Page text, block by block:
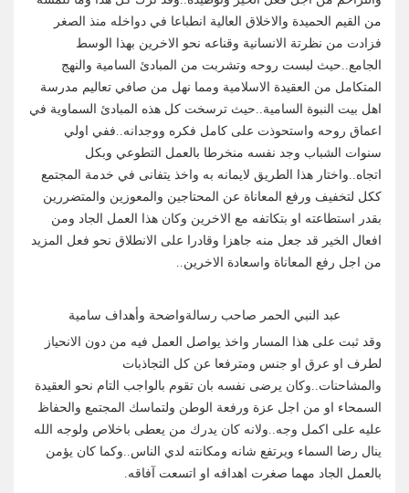
من القيم الحميدة والاخلاق العالية انطباعا في دواخله منذ الصغر
فزادت من نظرتة الانسانية وقناعه نحو الاخرين بهذا الوسط
الجامع..حيث لبست روحه وتشربت من المبادئ السامية والنهج
المتكامل من العقيدة الاسلامية ومما نهل من صافي تعاليم مدرسة
اهل بيت النبوة السامية..حيث ترسخت كل هذه المبادئ السماوية في
اعماق روحه واستحوذت على كامل فكره ووجدانه..ففي اولي
سنوات الشباب وجد نفسه منخرطا بالعمل التطوعي وبكل
اتجاه..واختار هذا الطريق لايمانه به واخذ يتفانى في خدمة المجتمع
ككل لتخفيف ورفع المعاناة عن المحتاجين والمعوزين والمتضررين
بقدر استطاعته او بتكاتفه مع الاخرين وكان هذا العمل الجاد ومن
افعال الخير قد جعل منه جاهزا وقادرا على الانطلاق نحو فعل المزيد
من اجل رفع المعاناة واسعادة الاخرين..
عبد النبي الحمر صاحب رسالةواضحة وأهداف سامية
وقد ثبت على هذا المسار واخذ يواصل العمل فيه من دون الانحياز
لطرف او عرق او جنس ومترفعا عن كل التجاذبات
والمشاحنات..وكان يرضى نفسه بان تقوم بالواجب التام نحو العقيدة
السمحاء او من اجل عزة ورفعة الوطن ولتماسك المجتمع والحفاظ
عليه على اكمل وجه..ولانه كان يدرك من يعطى باخلاص ولوجه الله
ينال رضا السماء ويرتفع شانه ومكانته لدي الناس..وكما كان يؤمن
بالعمل الجاد مهما صغرت اهدافه او اتسعت آفاقه.